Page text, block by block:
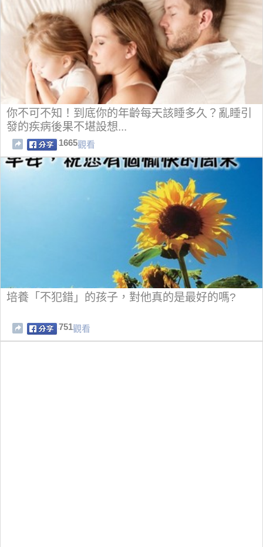
你不可不知！到底你的年齡每天該睡多久？亂睡引
發的疾病後果不堪設想...
1665觀看
培養「不犯錯」的孩子，對他真的是最好的嗎?
751觀看